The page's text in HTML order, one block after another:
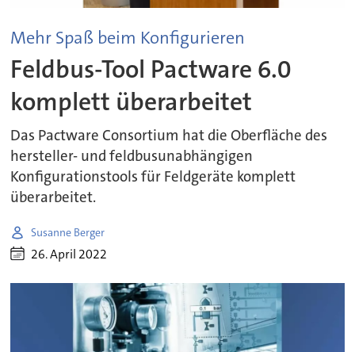
Mehr Spaß beim Konfigurieren
Feldbus-Tool Pactware 6.0
komplett überarbeitet
Das Pactware Consortium hat die Oberfläche des
hersteller- und feldbusunabhängigen
Konfigurationstools für Feldgeräte komplett
überarbeitet.
Susanne Berger
26. April 2022